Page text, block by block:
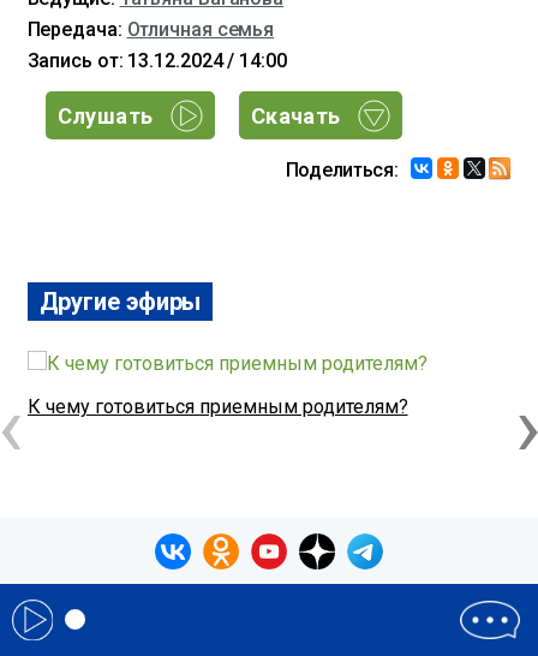
Передача: Отличная семья
Запись от: 13.12.2024 / 14:00
Слушать Скачать
Поделиться:
Другие эфиры
К чему готовиться приемным родителям?